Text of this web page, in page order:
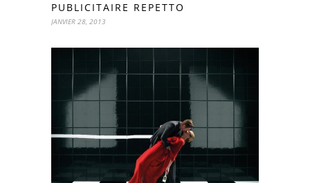
PUBLICITAIRE REPETTO
JANVIER 28, 2013